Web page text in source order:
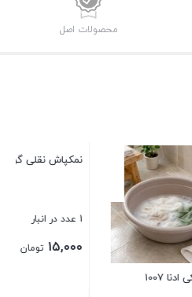
محصولات اصل
نمکپاش نقلی گرند
1 عدد در انبار
15,000 تومان